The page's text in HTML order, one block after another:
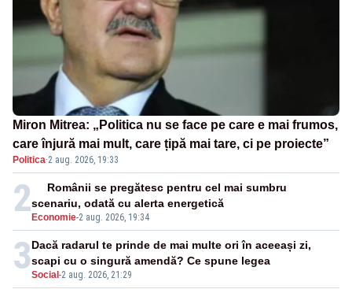
Miron Mitrea: „Politica nu se face pe care e mai frumos,
care înjură mai mult, care țipă mai tare, ci pe proiecte”
Politica·2 aug. 2026, 19:33
2 Economie-2 aug. 2026, 19:34
Românii se pregătesc pentru cel mai sumbru
scenariu, odată cu alerta energetică
3Social -2 aug. 2026, 21:29
Dacă radarul te prinde de mai multe ori în aceeași zi,
scapi cu o singură amendă? Ce spune legea